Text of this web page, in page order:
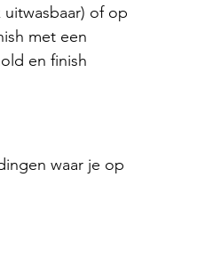
of op
met een
en finish
waar je op